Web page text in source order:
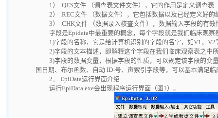
1） .QES文件 （调查表文件文件），它的作用是定义调查表
2） .REC文件 （数据文件），它包括数据以及已经定义好的
3） .CHK文件 （数据录入核查文件），数据输入字段的有效
字段是Epidata中最重要的概念，每个字段就是我们临床观
1)字段的名称，它是给计算机识别的字段的名字，如V1、
2)字段的文本描述，即解释这个字段在我们临床观察表之中
3)字段的数据变量，根据字段的性质，可以规定该字段的变
国日期、布尔函数、自动 ID-号、声索引字段等，可以基本满足
2．
EpiData运行界面介绍
运行EpiData.exe会出现程序运行界面（图1）。